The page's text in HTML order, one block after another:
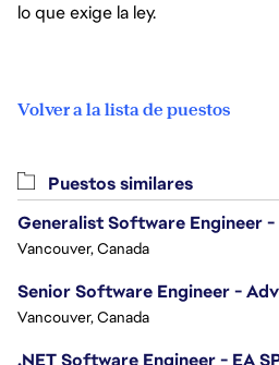
lo que exige la ley.
Volver a la lista de puestos
Puestos similares
Generalist Software Engineer -
Vancouver, Canada
Vancouver, Canada
.NET Software Engineer - EA